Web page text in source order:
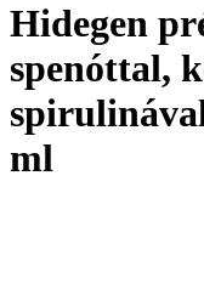
Hidegen
spenóttal,
ml